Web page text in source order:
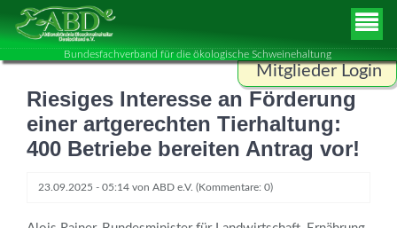
Bundesfachverband für die ökologische Schweinehaltung
Mitglieder Login
Benutzername
Riesiges Interesse an Förderung
einer artgerechten Tierhaltung:
400 Betriebe bereiten Antrag vor!
23.09.2025 - 05:14 von ABD e.V. (Kommentare: 0)